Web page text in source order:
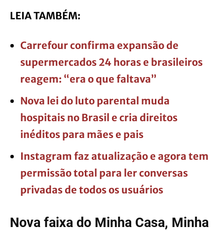
LEIA TAMBÉM:
Carrefour confirma expansão de
supermercados 24 horas e brasileiros
reagem: “era o que faltava”
Nova lei do luto parental muda
hospitais no Brasil e cria direitos
inéditos para mães e pais
Instagram faz atualização e agora tem
permissão total para ler conversas
privadas de todos os usuários
Nova faixa do Minha Casa, Minha